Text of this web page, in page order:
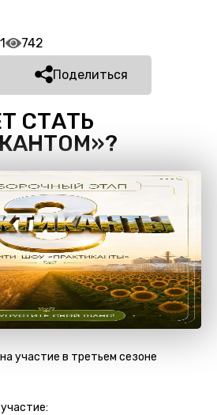
742
Поделиться
СТАТЬ
участие в третьем сезоне